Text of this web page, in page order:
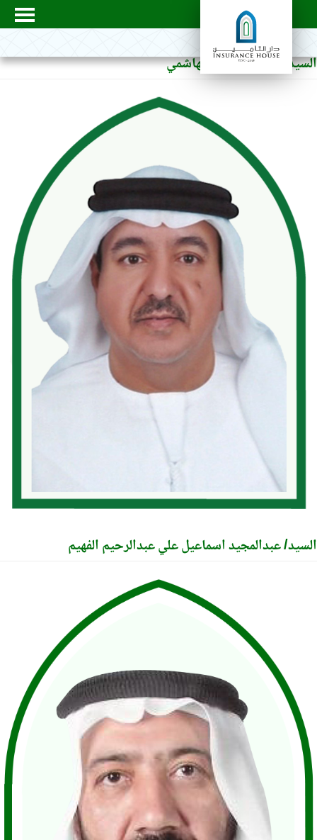
مرتضى محمد الهاشمي
عبدالمجيد اسماعيل علي عبدالرحيم الفهيم